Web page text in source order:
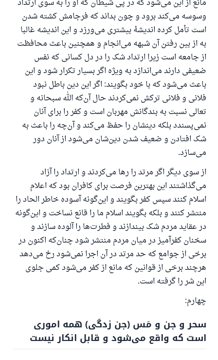
مانع از این می‌شود که در پی شیطان که او را به سوی ارتداد
وسوسه می‌کند برود و چون بداند که فرجامش کشته شدن
است تأمل کرده اندیشهٔ بیشتری می‌ورزد و این اندیشه غالبا
به از بین رفتن آن شبهه می‌انجام و همچنین باعث محافظت
از جامعه است زیرا ارتداد شک را در دل کسانی که نفس
ضعیفی دارند می‌اندازد به ویژه اگر بسیار تکرار شود و این
باعث می‌شود که با خود بگویند: اگر این دین باطل نبود
فلانی و فلانی ترکش نمی‌کردند حال آن‌که الله سبحانه و
تعالی نسبت به بندگانش مهربان است و کفر را برای آنان
نمی‌پسندد بلکه دینشان را حفظ می‌کند و آن‌چه را باعث به
شک افتادن و ضعیف شدن دین‌شان می‌شود از آنان دور
می‌سازد.
از سوی دیگر اگر مرتد را رها می‌کردند و ارتداد را آزاد
می‌گذاشتند این بهترین فرصت برای کافران بود که اعلام
اسلام کنند سپس کفر بگویند و این‌گونه آسوده خاطر الحاد را
منتشر کنند و بلکه بگویند اسلام ما را قانع نساخت و این‌گونه
در عقاید مردم شک بیندازند و فطرت‌ها را آلوده سازند و
سخنان کفرآمیز در میان مردم منتشر شود چنان‌که اکنون در
برخی از جوامع که حد مرتد در آن اجرا نمی‌شود رخ می‌دهد
هرچند برخی از قوانین که مانع از کفر می‌شود کمی جلوی
این شر را گرفته است.
چهارم:
سحر و جن و مَس (جن زدگی) همه اموری
است که واقع می‌شود و قابل انکار نیست
پاسخ شمارهٔ ۱۱۰۸۴۵ یک زندگی زناشویی
را نجات داد.
از پرسش تا پاسخ، کمک مالی شما «اسلام سوال و جواب» را
یاری می‌دهد.
رسول الله صلی الله علیه وسلم می‌فرماید
آنکه به سوی خیری راهنمایی کند مانند پاداش انجام
دهنده‌اش را خواهد داشت
(مسلم: ۱۸۹۳)